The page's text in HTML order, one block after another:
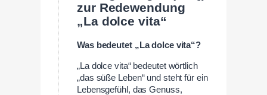
zur Redewendung
„La dolce vita“
Was bedeutet „La dolce vita“?
„La dolce vita“ bedeutet wörtlich
„das süße Leben“ und steht für ein
Lebensgefühl, das Genuss,